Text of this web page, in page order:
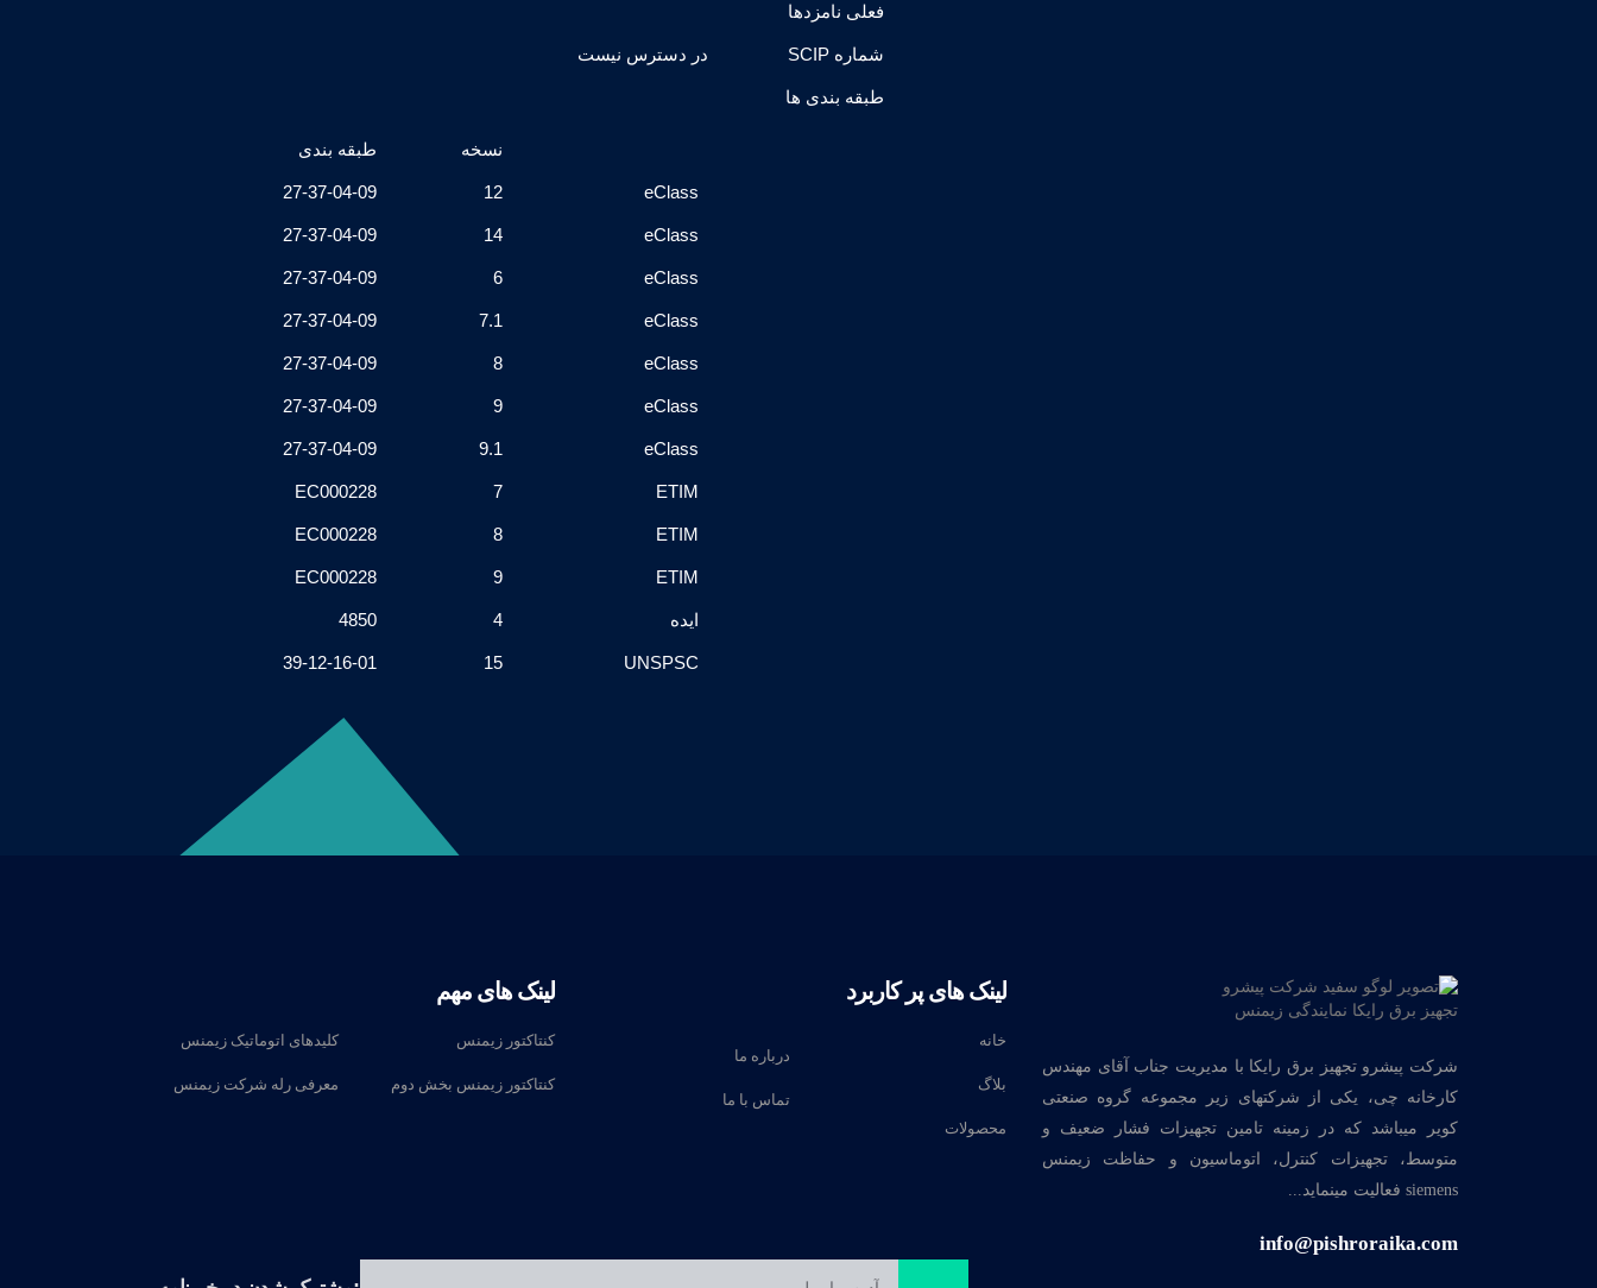
فعلی نامزدها
شماره SCIP در دسترس نیست
طبقه بندی ها
نسخه طبقه بندی
eClass
12
27-37-04-09
eClass
14
27-37-04-09
eClass
6
27-37-04-09
eClass
7.1
27-37-04-09
eClass
8
27-37-04-09
eClass
9
27-37-04-09
eClass
9.1
27-37-04-09
ETIM
7
EC000228
ETIM
8
EC000228
ETIM
9
EC000228
ایده 4
4850
UNSPSC
15
39-12-16-01
شرکت پیشرو تجهیز برق رایکا با مدیریت جناب آقای مهندس
کارخانه چی، یکی از شرکتهای زیر مجموعه گروه صنعتی
کویر میباشد که در زمینه تامین تجهیزات فشار ضعیف و
متوسط، تجهیزات کنترل، اتوماسیون و حفاظت زیمنس
siemens فعالیت مینماید...
info@pishroraika.com
لینک های پر کاربرد
خانه
بلاگ
محصولات
درباره ما
تماس با ما
لینک های مهم
کنتاکتور زیمنس
کنتاکتور زیمنس بخش دوم
کلیدهای اتوماتیک زیمنس
معرفی رله‌ شرکت زیمنس